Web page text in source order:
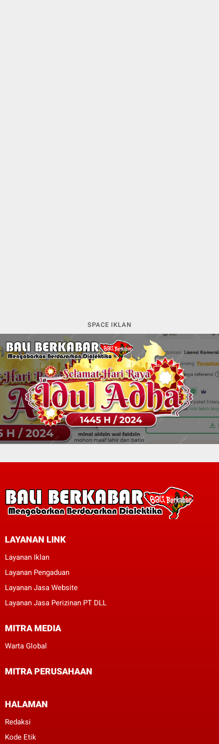
SPACE IKLAN
LAYANAN LINK
Layanan Iklan
Layanan Pengaduan
Layanan Jasa Website
Layanan Jasa Perizinan PT DLL
MITRA MEDIA
Warta Global
MITRA PERUSAHAAN
HALAMAN
Redaksi
Kode Etik